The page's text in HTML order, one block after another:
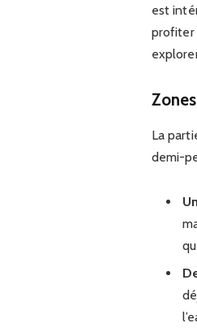
est
profiter
La
demi-